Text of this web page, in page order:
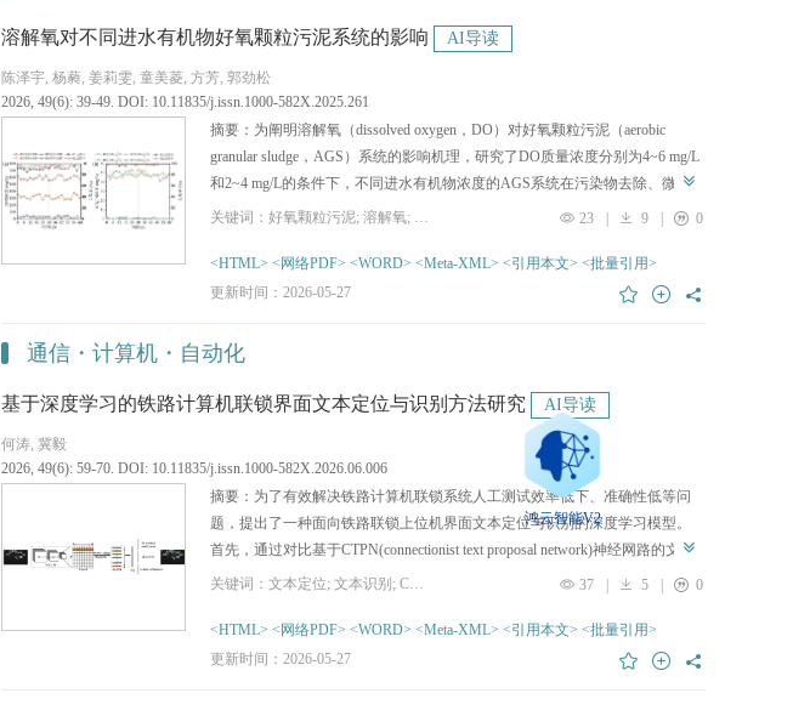
溶解氧对不同进水有机物好氧颗粒污泥系统的影响 AI导读
陈泽宇, 杨蕤, 姜莉雯, 童美菱, 方芳, 郭劲松
2026, 49(6): 39-49. DOI: 10.11835/j.issn.1000-582X.2025.261
摘要：为阐明溶解氧（dissolved oxygen，DO）对好氧颗粒污泥（aerobic
granular sludge，AGS）系统的影响机理，研究了DO质量浓度分别为4~6 mg/L
和2~4 mg/L的条件下，不同进水有机物浓度的AGS系统在污染物去除、微生
物群落结构以及功能基因方面的差异。研究结果表明，降低DO质量浓度后，
同步硝化内源反硝化率分别增加17.54%和7.05%，内源反硝化对脱氮的贡献率
提高9.84%和6.11%。DO的降低驱动了微生物群落结构的调整，促进了AGS脱
有利于AGS系统实现良好的除磷脱氮性能。研究还发现，DO变化对低有机物
关键词：好氧颗粒污泥; 溶解氧; 有机物浓度; 微生物群落; 功能预测 23 | 9 | 0
<HTML> <网络PDF> <WORD> <Meta-XML> <引用本文> <批量引用>
更新时间：2026-05-27
通信・计算机・自动化
基于深度学习的铁路计算机联锁界面文本定位与识别方法研究 AI导读
何涛, 冀毅
2026, 49(6): 59-70. DOI: 10.11835/j.issn.1000-582X.2026.06.006
摘要：为了有效解决铁路计算机联锁系统人工测试效率低下、准确性低等问
题，提出了一种面向铁路联锁上位机界面文本定位与识别的深度学习模型。
首先，通过对比基于CTPN(connectionist text proposal network)神经网路的文本
定位模型与ResNet50、AlexNet、ZF以及VGG16四种卷积神经网络分别结合的
信息的细节特征，以利于定位小文本区域。其次，对比常见的目标检测模型
在文本定位效果上的表现以及采用dropout方法，提升了文本定位模型CTPN网
关键词：文本定位; 文本识别; CTPN; 计算机联锁上位机界面; AlexNet 37 | 5 | 0
<HTML> <网络PDF> <WORD> <Meta-XML> <引用本文> <批量引用>
更新时间：2026-05-27
鸿云智能V2